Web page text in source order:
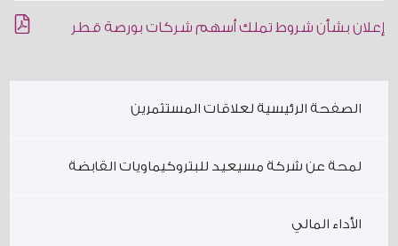
إعلان بشأن شروط تملك أسهم شركات بورصة قطر
الصفحة الرئيسية لعلاقات المستثمرين
لمحة عن شركة مسيعيد للبتروكيماويات القابضة
الأداء المالي